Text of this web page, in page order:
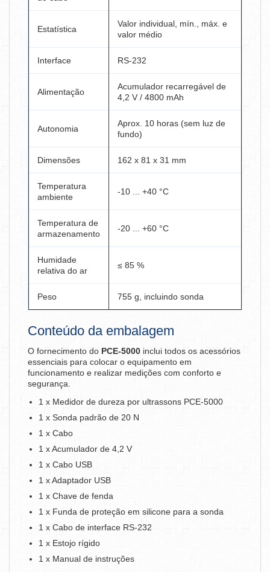
Estatística
Valor individual, mín., máx. e
valor médio
Interface RS-232
Alimentação
Acumulador recarregável de
4,2 V / 4800 mAh
Autonomia
Aprox. 10 horas (sem luz de
fundo)
Dimensões 162 x 81 x 31 mm
Temperatura
ambiente
-10 ... +40 °C
Temperatura de
armazenamento
-20 ... +60 °C
Humidade
relativa do ar
≤ 85 %
Peso 755 g, incluindo sonda
Conteúdo da embalagem
O fornecimento do PCE-5000 inclui todos os acessórios
essenciais para colocar o equipamento em
funcionamento e realizar medições com conforto e
segurança.
1 x Medidor de dureza por ultrassons PCE-5000
1 x Sonda padrão de 20 N
1 x Cabo
1 x Acumulador de 4,2 V
1 x Cabo USB
1 x Adaptador USB
1 x Chave de fenda
1 x Funda de proteção em silicone para a sonda
1 x Cabo de interface RS-232
1 x Estojo rígido
1 x Manual de instruções